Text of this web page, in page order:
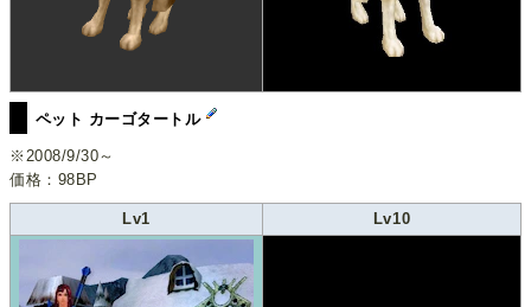
ペット カーゴタートル
※2008/9/30～
価格：98BP
Lv1 Lv10